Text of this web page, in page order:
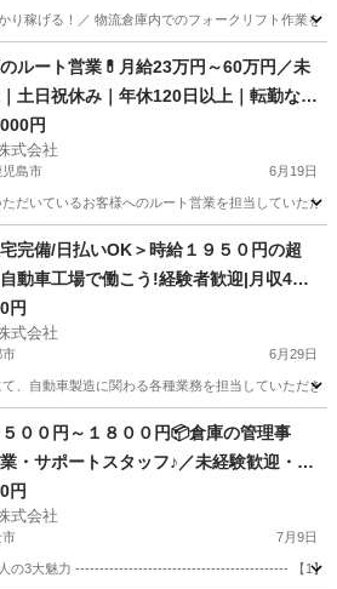
り稼げる！／ 物流倉庫内でのフォークリフト作業を
ルート営業💊月給23万円～60万円／未
土日祝休み｜年休120日以上｜転勤なし
業｜全国募集
円
式会社
児島市 6月19日
だいているお客様へのルート営業を担当していただ
未経験
完備/日払いOK＞時給１９５０円の超
動車工場で働こう!経験者歓迎|月収40
能|土日休み|大手メーカー勤務|自動車
フ／107219
円
式会社
市 6月29日
、自動車製造に関わる各種業務を担当していただき
スタッフ
００円～１８００円📦倉庫の管理事
・サポートスタッフ♪／未経験歓迎・学
フト制・選べる勤務時間【126231】
円
式会社
市 7月9日
の3大魅力 -------------------------------------------- 【1】